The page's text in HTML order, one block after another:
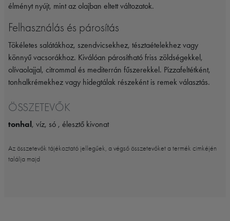
élményt nyújt, mint az olajban eltett változatok.
Felhasználás és párosítás
Tökéletes salátákhoz, szendvicsekhez, tésztaételekhez vagy
könnyű vacsorákhoz. Kiválóan párosítható friss zöldségekkel,
olívaolajjal, citrommal és mediterrán fűszerekkel. Pizzafeltétként,
tonhalkrémekhez vagy hidegtálak részeként is remek választás.
ÖSSZETEVŐK
tonhal, víz, só , élesztő kivonat
Az összetevők tájékoztató jellegűek, a végső összetevőket a termék cimkéjén
találja majd